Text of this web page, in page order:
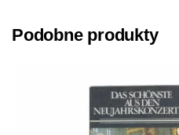
Podobne produkty